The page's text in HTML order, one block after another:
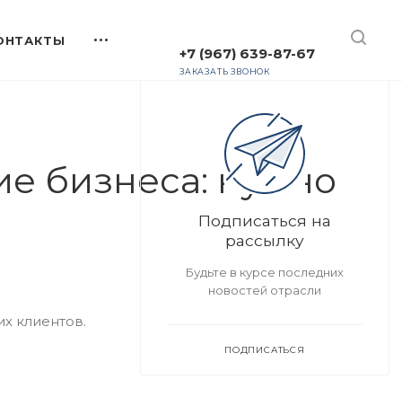
+7 (967) 639-87-67
ЗАКАЗАТЬ ЗВОНОК
бизнеса: нужно
клиентов.
Подписаться на
рассылку
Будьте в курсе последних
новостей отрасли
ПОДПИСАТЬСЯ